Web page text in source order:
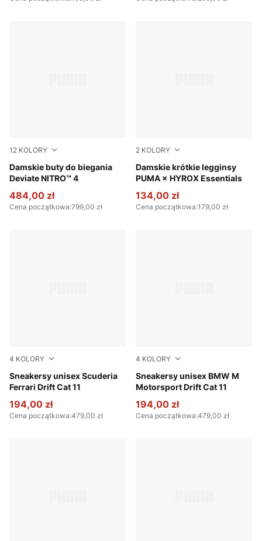
12 KOLORY
Damskie buty do biegania
Deviate NITRO™ 4
Jasmine Flower-PUMA White
484,00 zł
Cena początkowa:799,00 zł
2 KOLORY
Damskie krótkie legginsy
PUMA × HYROX Essentials
Puma Black
134,00 zł
Cena początkowa:179,00 zł
4 KOLORY
Sneakersy unisex Scuderia
Ferrari Drift Cat 11
PUMA Black-Speed Yellow
194,00 zł
Cena początkowa:479,00 zł
4 KOLORY
Sneakersy unisex BMW M
Motorsport Drift Cat 11
PUMA Black-PUMA White
194,00 zł
Cena początkowa:479,00 zł